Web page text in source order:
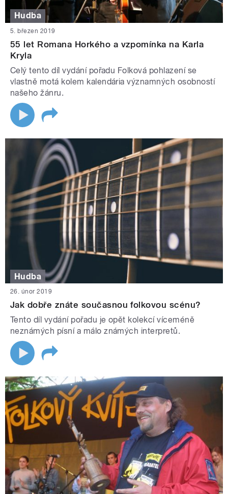
Hudba
5. březen 2019
55 let Romana Horkého a vzpomínka na Karla
Kryla
Celý tento díl vydání pořadu Folková pohlazení se
vlastně motá kolem kalendária významných osobností
našeho žánru.
Hudba
26. únor 2019
Jak dobře znáte současnou folkovou scénu?
Tento díl vydání pořadu je opět kolekcí víceméně
neznámých písní a málo známých interpretů.